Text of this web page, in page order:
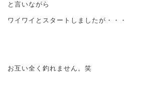
と言いながら
ワイワイとスタートしましたが・・・
お互い全く釣れません。笑